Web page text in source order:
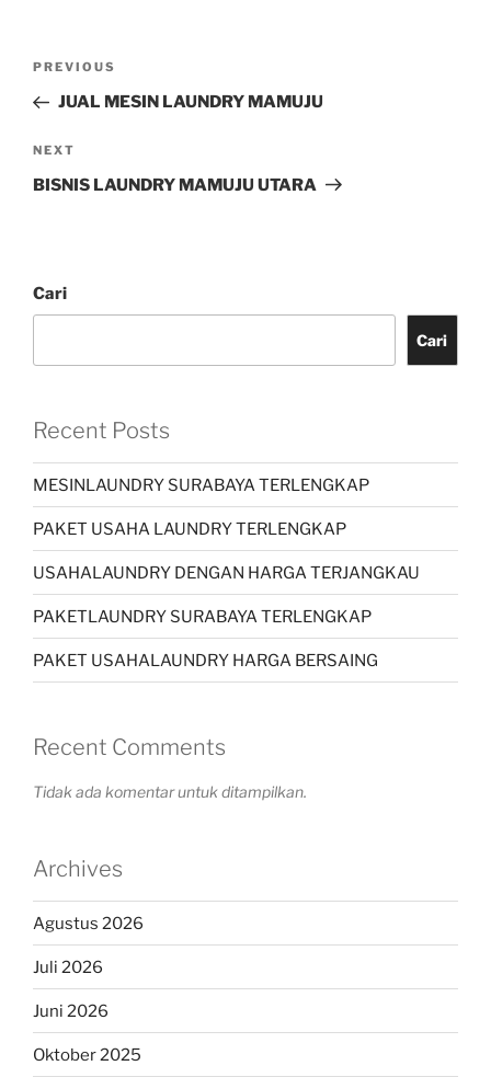
PREVIOUS
JUAL MESIN LAUNDRY MAMUJU
NEXT
BISNIS LAUNDRY MAMUJU UTARA
Cari
Cari
Recent Posts
MESINLAUNDRY SURABAYA TERLENGKAP
PAKET USAHA LAUNDRY TERLENGKAP
USAHALAUNDRY DENGAN HARGA TERJANGKAU
PAKETLAUNDRY SURABAYA TERLENGKAP
PAKET USAHALAUNDRY HARGA BERSAING
Recent Comments
Tidak ada komentar untuk ditampilkan.
Archives
Agustus 2026
Juli 2026
Juni 2026
Oktober 2025